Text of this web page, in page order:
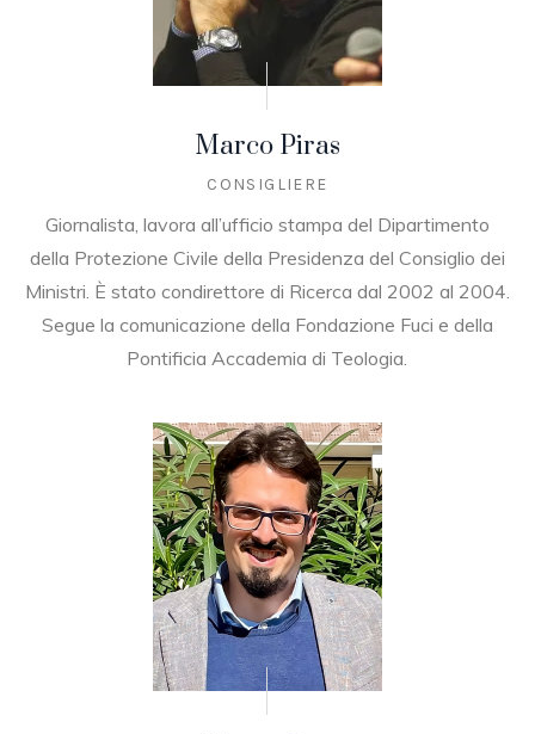
Marco Piras
CONSIGLIERE
Giornalista, lavora all’ufficio stampa del Dipartimento
della Protezione Civile della Presidenza del Consiglio dei
Ministri. È stato condirettore di Ricerca dal 2002 al 2004.
Segue la comunicazione della Fondazione Fuci e della
Pontificia Accademia di Teologia.